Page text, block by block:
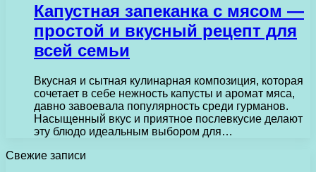
Капустная запеканка с мясом —
простой и вкусный рецепт для
всей семьи
Вкусная и сытная кулинарная композиция, которая
сочетает в себе нежность капусты и аромат мяса,
давно завоевала популярность среди гурманов.
Насыщенный вкус и приятное послевкусие делают
эту блюдо идеальным выбором для…
Свежие записи